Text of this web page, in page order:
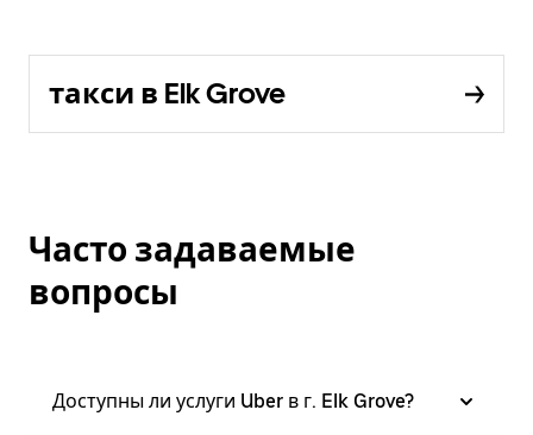
такси в Elk Grove
Часто задаваемые
вопросы
Доступны ли услуги Uber в г. Elk Grove?